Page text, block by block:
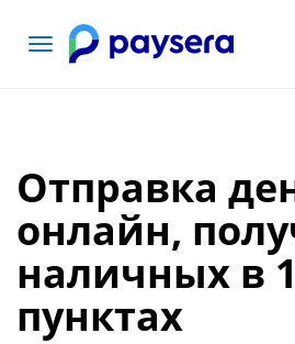
Toggle
navigation
Отправка
онлайн,
наличных в
пунктах